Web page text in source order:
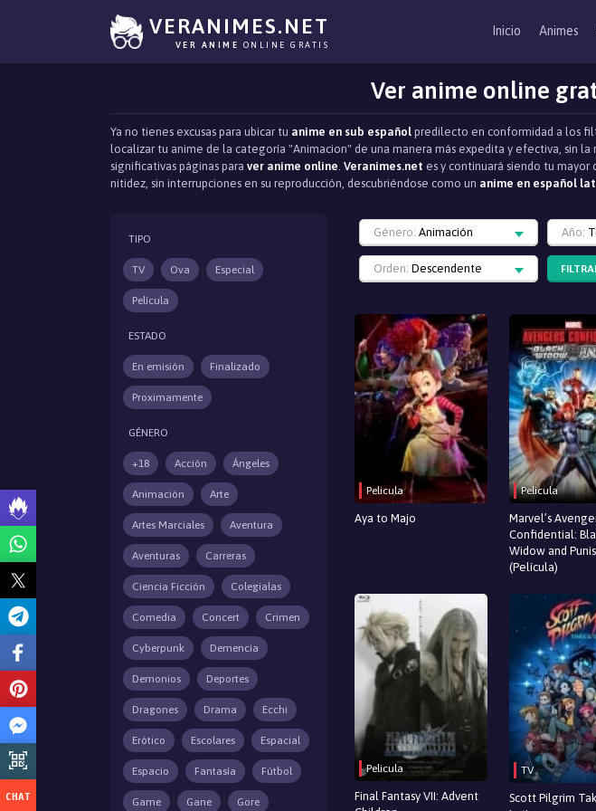
VERANIMES.NET
VER ANIME ONLINE GRATIS
Inicio Animes
Ver anime online
Ya no tienes excusas para ubicar tu anime en sub español predilecto en conformidad a los
localizar tu anime de la categoría "Animacion" de una manera más expedita y efectiva, sin la
significativas páginas para ver anime online. Veranimes.net es y continuará siendo tu
nitidez, sin interrupciones en su reproducción, descubriéndose como un anime en español
TIPO
TV Ova Especial
Película
ESTADO
En emisión Finalizado
Proximamente
GÉNERO
+18 Acción Ángeles
Animación Arte
Artes Marciales Aventura
Aventuras Carreras
Ciencia Ficción Colegialas
Comedia Concert Crimen
Cyberpunk Demencia
Demonios Deportes
Dragones Drama Ecchi
Erótico Escolares Espacial
Espacio Fantasía Fútbol
Game Gane Gore
Género: Animación Año:
Orden: Descendente
Pelicula
Aya to Majo
Pelicula
Marvel’s
Confidential:
Widow and
(Película)
Pelicula
Final Fantasy VII: Advent
TV
Scott Pilgrim